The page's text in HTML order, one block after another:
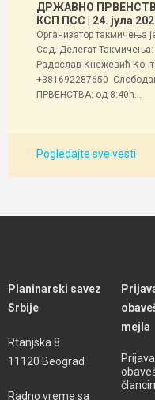
ДРЖАВНО
КСП ПСС
| 24. јула
Организатор такмичења
Сад. Делегат Такмичења:
Радослав Кнежевић
+381692287650
ПРВЕНСТВА: од 8:40h...
Pogledajte sve vesti
Planinarski savez
Srbije
Rtanjska 8
11120 Beograd
Radno vreme sa
mejla